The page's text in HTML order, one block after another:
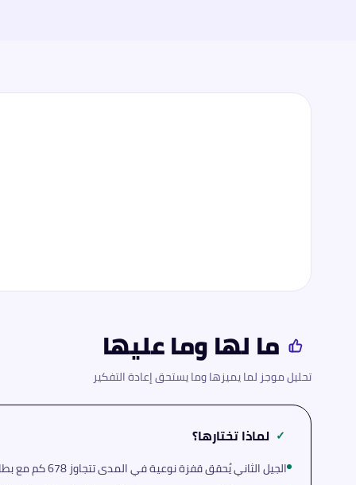
ما لها وما عليها
تحليل موجز لما يميزها وما يستحق إعادة التفكير
✓ لماذا تختارها؟
الجيل الثاني يُحقق قفزة نوعية في المدى تتجاوز 678 كم مع بطارية Performance Plus